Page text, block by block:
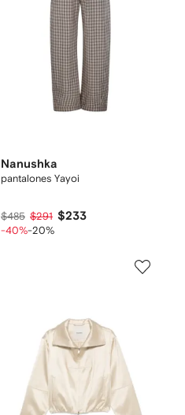
Nanushka
pantalones Yayoi
$485 $291 $233
-40%-20%